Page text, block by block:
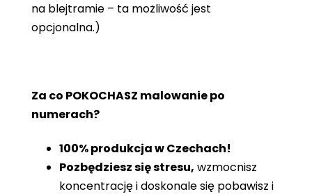
na blejtramie – ta możliwość jest
opcjonalna.)
Za co POKOCHASZ malowanie po
numerach?
100% produkcja w Czechach!
Pozbędziesz się stresu, wzmocnisz
koncentrację i doskonale się pobawisz i